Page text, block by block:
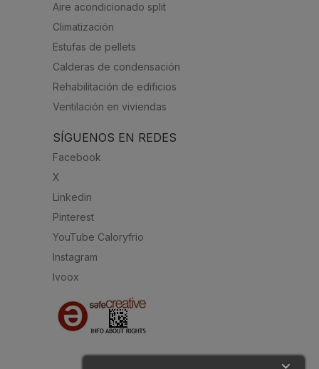
Aire acondicionado split
Climatización
Estufas de pellets
Calderas de condensación
Rehabilitación de edificios
Ventilación en viviendas
SÍGUENOS EN REDES
Facebook
X
Linkedin
Pinterest
YouTube Caloryfrio
Instagram
Ivoox